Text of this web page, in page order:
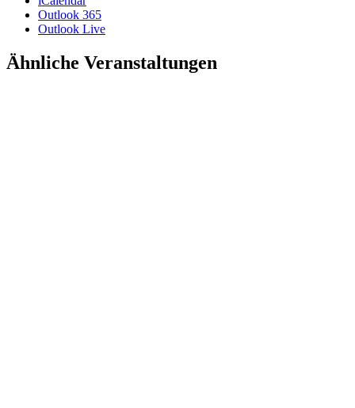
Outlook 365
Outlook Live
Ähnliche Veranstaltungen